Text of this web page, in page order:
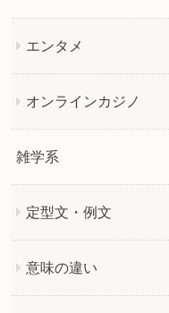
エンタメ
オンラインカジノ
雑学系
定型文・例文
意味の違い